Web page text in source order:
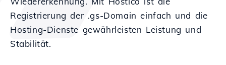
Registrierung der .gs-Domain einfach und die
Hosting-Dienste gewährleisten Leistung und
Stabilität.